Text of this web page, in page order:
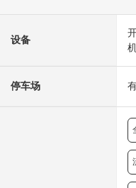
设备
停车场